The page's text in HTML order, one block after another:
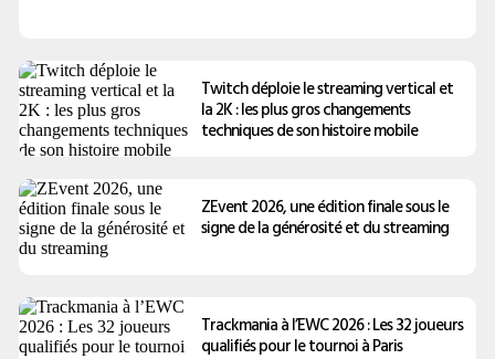
Twitch déploie le streaming vertical et
la 2K : les plus gros changements
techniques de son histoire mobile
ZEvent 2026, une édition finale sous le
signe de la générosité et du streaming
Trackmania à l’EWC 2026 : Les 32 joueurs
qualifiés pour le tournoi à Paris